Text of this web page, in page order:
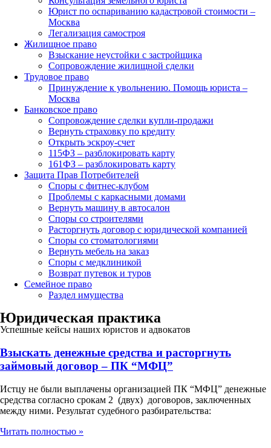
Юрист по оспариванию кадастровой стоимости –
Москва
Легализация самостроя
Жилищное право
Взыскание неустойки с застройщика
Сопровождение жилищной сделки
Трудовое право
Принуждение к увольнению. Помощь юриста –
Москва
Банковское право
Сопровождение сделки купли-продажи
Вернуть страховку по кредиту
Открыть эскроу-счет
115ФЗ – разблокировать карту
161ФЗ – разблокировать карту
Защита Прав Потребителей
Споры с фитнес-клубом
Проблемы с каркасными домами
Вернуть машину в автосалон
Споры со строителями
Расторгнуть договор с юридической компанией
Споры со стоматологиями
Вернуть мебель на заказ
Споры с медклиникой
Возврат путевок и туров
Семейное право
Раздел имущества
Юридическая практика
Успешные кейсы наших юристов и адвокатов
Взыскать денежные средства и расторгнуть
займовый договор – ПК “МФЦ”
Истцу не были выплачены организацией ПК “МФЦ” денежные
средства согласно срокам 2 (двух) договоров, заключенных
между ними. Результат судебного разбирательства:
Читать полностью »